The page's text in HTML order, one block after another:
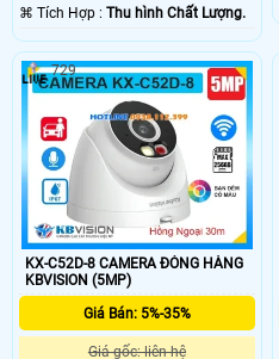
️⌘ Tích Hợp : Thu hình Chất Lượng.
KX-C52D-8 CAMERA ĐÓNG HÀNG
KBVISION (5MP)
Giá Bán: 5%-35%
Giá gốc: liên hệ
729